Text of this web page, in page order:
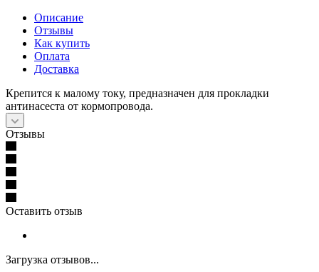
Описание
Отзывы
Как купить
Оплата
Доставка
Крепится к малому току, предназначен для прокладки
антинасеста от кормопровода.
Отзывы
Оставить отзыв
Загрузка отзывов...